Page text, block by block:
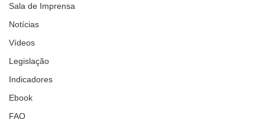
Sala de Imprensa
Notícias
Vídeos
Legislação
Indicadores
Ebook
FAQ